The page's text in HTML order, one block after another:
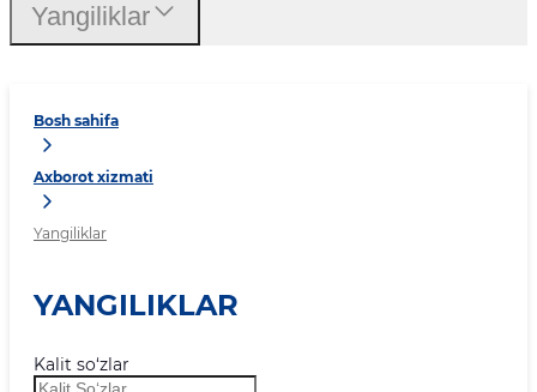
Bosh sahifa
Axborot xizmati
Yangiliklar
YANGILIKLAR
Kalit so‘zlar
Yangiliklar